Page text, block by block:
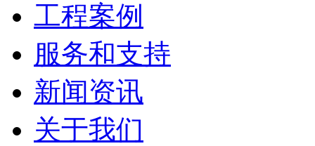
工程案例
服务和支持
新闻资讯
关于我们